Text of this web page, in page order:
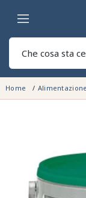
Home Alimentazione